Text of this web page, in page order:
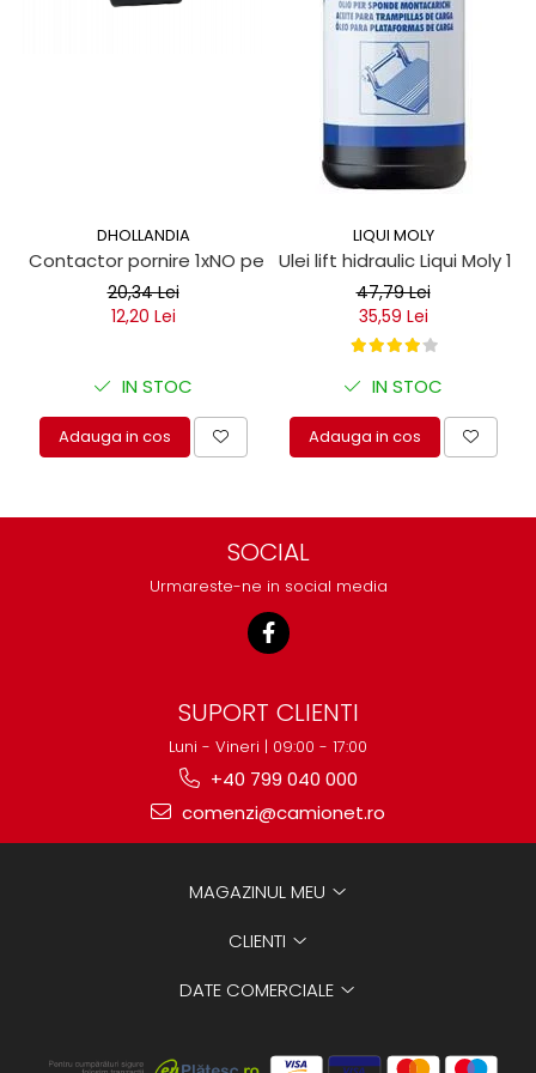
DHOLLANDIA
Contactor pornire 1xNO pentru obloane hidraulice
20,34 Lei
12,20 Lei
IN STOC
Adauga in cos
LIQUI MOLY
Ulei lift hidraulic Liqui Moly 1
47,79 Lei
35,59 Lei
IN STOC
Adauga in cos
SOCIAL
Urmareste-ne in social media
SUPORT CLIENTI
Luni - Vineri | 09:00 - 17:00
+40 799 040 000
comenzi@camionet.ro
MAGAZINUL MEU
CLIENTI
DATE COMERCIALE